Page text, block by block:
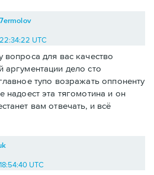
UTC
вопроса для вас качество
аргументации дело сто
тупо возражать оппоненту
надоест эта тягомотина и он
вам отвечать, и всё
UTC